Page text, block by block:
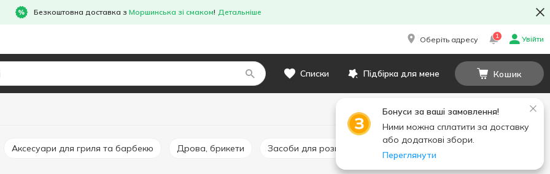
Безкоштовна доставка з Моршинська зі смаком! Детальніше
Оберіть адресу 1 Увійти
Списки Підбірка для мене Кошик
Бонуси за ваші замовлення!
Ними можна сплатити за доставку
або додаткові збори.
Переглянути
Аксесуари для гриля та барбекю Дрова, брикети Засоби для розпалювання Інші товари для барбекю